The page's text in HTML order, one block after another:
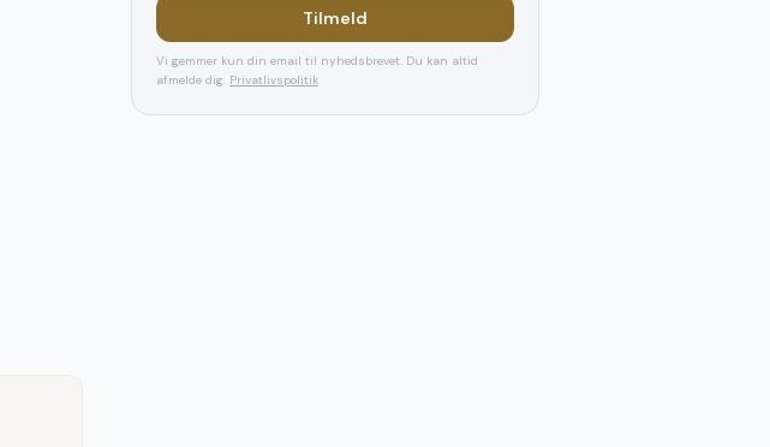
Tilmeld
Vi gemmer kun din email til nyhedsbrevet. Du kan altid
afmelde dig. Privatlivspolitik